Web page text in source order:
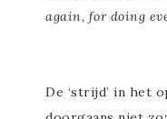
again, for doing
De ‘strijd’ in het